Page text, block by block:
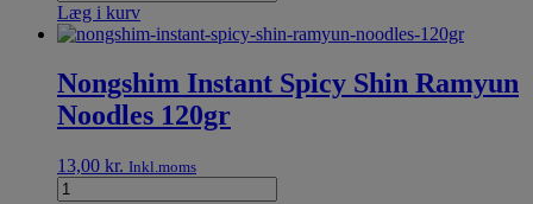
Læg i kurv
Nongshim Instant Spicy Shin Ramyun
Noodles 120gr
13,00 kr. Inkl.moms